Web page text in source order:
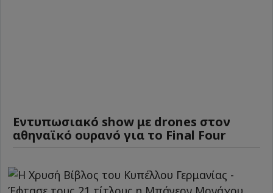
Εντυπωσιακό show με drones στον
αθηναϊκό ουρανό για το Final Four